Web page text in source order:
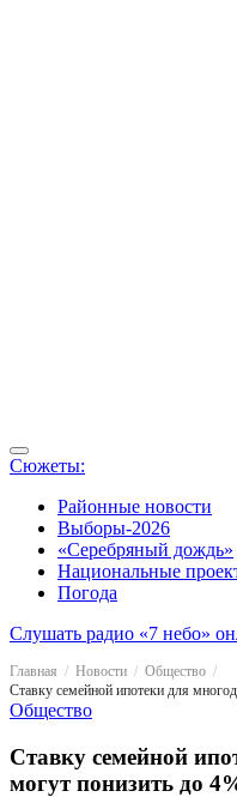
Сюжеты:
Районные новости
Выборы-2026
«Серебряный дождь»
Национальные
Погода
Слушать радио «7 небо»
Главная Новости
Общество
Ставку семейной ипотеки для
Общество
Ставку семейной
могут понизить до